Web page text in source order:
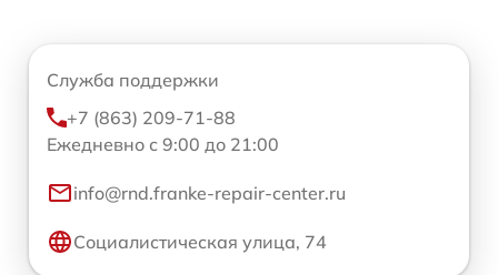
Служба поддержки
+7 (863) 209-71-88
Ежедневно с 9:00 до 21:00
info@rnd.franke-repair-center.ru
Социалистическая улица, 74